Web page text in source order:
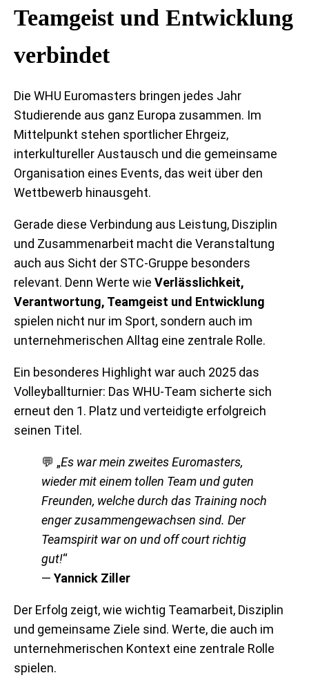
Teamgeist und Entwicklung
verbindet
Die WHU Euromasters bringen jedes Jahr
Studierende aus ganz Europa zusammen. Im
Mittelpunkt stehen sportlicher Ehrgeiz,
interkultureller Austausch und die gemeinsame
Organisation eines Events, das weit über den
Wettbewerb hinausgeht.
Gerade diese Verbindung aus Leistung, Disziplin
und Zusammenarbeit macht die Veranstaltung
auch aus Sicht der STC-Gruppe besonders
relevant. Denn Werte wie Verlässlichkeit,
Verantwortung, Teamgeist und Entwicklung
spielen nicht nur im Sport, sondern auch im
unternehmerischen Alltag eine zentrale Rolle.
Ein besonderes Highlight war auch 2025 das
Volleyballturnier: Das WHU-Team sicherte sich
erneut den 1. Platz und verteidigte erfolgreich
seinen Titel.
💬 „Es war mein zweites Euromasters,
wieder mit einem tollen Team und guten
Freunden, welche durch das Training noch
enger zusammengewachsen sind. Der
Teamspirit war on und off court richtig
gut!“
— Yannick Ziller
Der Erfolg zeigt, wie wichtig Teamarbeit, Disziplin
und gemeinsame Ziele sind. Werte, die auch im
unternehmerischen Kontext eine zentrale Rolle
spielen.